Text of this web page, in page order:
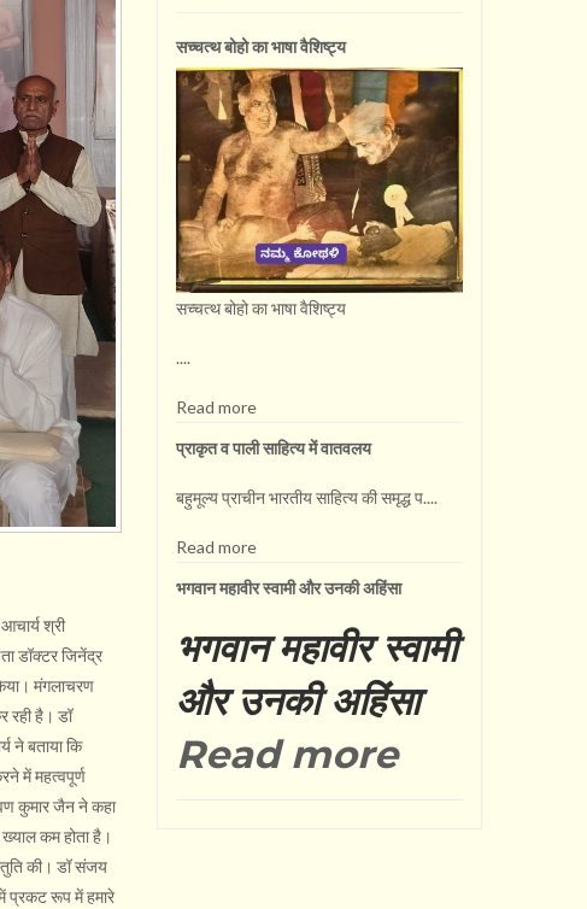
श्री
डॉक्टर जिनेंद्र
मंगलाचरण
रही है। डॉ
ने बताया कि
में महत्वपूर्ण
कुमार जैन ने कहा
कम होता है।
की। डॉ संजय
प्रकट रूप में हमारे
सच्चत्थ बोहो का भाषा वै​शिष्ट्य
सच्चत्थ बोहो का भाषा वै​शिष्ट्य
....
Read more
प्राकृत व पाली साहित्य में वातवलय
बहुमूल्य प्राचीन भारतीय साहित्य की समृद्ध प....
Read more
भगवान महावीर स्वामी और उनकी अहिंसा
भगवान महावीर स्वामी
और उनकी अहिंसा
Read more